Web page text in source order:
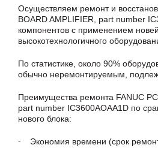
Осуществляем ремонт и
BOARD AMPLIFIER, part number
компонентов с применением
высокотехнологичного
По статистике, около 90%
обычно неремонтируемым,
Преимущества ремонта FANUC PC
part number IC3600AOAA1D по
нового блока:
Экономия времени (срок